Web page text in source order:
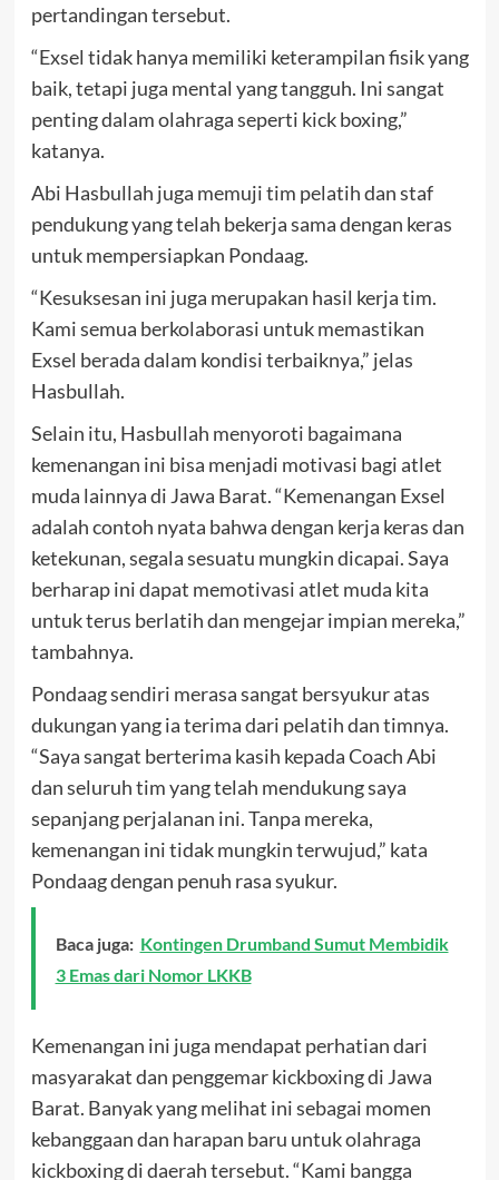
pertandingan tersebut.
“Exsel tidak hanya memiliki keterampilan fisik yang
baik, tetapi juga mental yang tangguh. Ini sangat
penting dalam olahraga seperti kick boxing,”
katanya.
Abi Hasbullah juga memuji tim pelatih dan staf
pendukung yang telah bekerja sama dengan keras
untuk mempersiapkan Pondaag.
“Kesuksesan ini juga merupakan hasil kerja tim.
Kami semua berkolaborasi untuk memastikan
Exsel berada dalam kondisi terbaiknya,” jelas
Hasbullah.
Selain itu, Hasbullah menyoroti bagaimana
kemenangan ini bisa menjadi motivasi bagi atlet
muda lainnya di Jawa Barat. “Kemenangan Exsel
adalah contoh nyata bahwa dengan kerja keras dan
ketekunan, segala sesuatu mungkin dicapai. Saya
berharap ini dapat memotivasi atlet muda kita
untuk terus berlatih dan mengejar impian mereka,”
tambahnya.
Pondaag sendiri merasa sangat bersyukur atas
dukungan yang ia terima dari pelatih dan timnya.
“Saya sangat berterima kasih kepada Coach Abi
dan seluruh tim yang telah mendukung saya
sepanjang perjalanan ini. Tanpa mereka,
kemenangan ini tidak mungkin terwujud,” kata
Pondaag dengan penuh rasa syukur.
Baca juga: Kontingen Drumband Sumut Membidik
3 Emas dari Nomor LKKB
Kemenangan ini juga mendapat perhatian dari
masyarakat dan penggemar kickboxing di Jawa
Barat. Banyak yang melihat ini sebagai momen
kebanggaan dan harapan baru untuk olahraga
kickboxing di daerah tersebut. “Kami bangga